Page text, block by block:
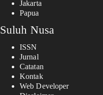
Jakarta
Papua
Suluh Nusa
ISSN
Jurnal
Catatan
Kontak
Web Developer